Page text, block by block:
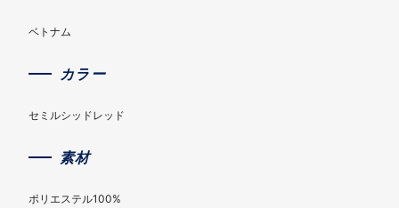
ベトナム
カラー
セミルシッドレッド
素材
ポリエステル100%